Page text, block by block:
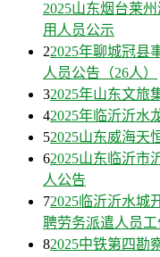
2025山东烟台莱
用人员公示
22025年聊城冠县
人员公告（26人）
32025年山东文旅
42025年临沂沂水
52025山东威海天
62025山东临沂市
人公告
72025临沂沂水城
聘劳务派遣人员工
82025中铁第四勘